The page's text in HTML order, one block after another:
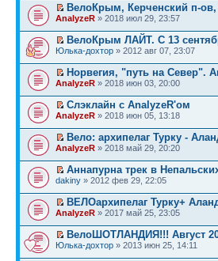
ВелоКрым, Керченский п-
AnalyzeR » 2018 июл 29, 23:57
ВелоКрым ЛАЙТ. С 13
Юлька-дохтор » 2012 авг 07, 23:07
Норвегия, "путь на Север".
AnalyzeR » 2018 июн 03, 20:00
Слэклайн с AnalyzeR'ом
AnalyzeR » 2018 июн 05, 13:18
Вело: архипелаг Турку -
AnalyzeR » 2018 май 29, 20:20
Аннапурна трек в
dakiny » 2012 фев 29, 22:05
ВЕЛОархипелаг Турку+
AnalyzeR » 2017 май 25, 23:05
ВелоШОТЛАНДИЯ!!! Август
Юлька-дохтор » 2013 июн 25, 14:11